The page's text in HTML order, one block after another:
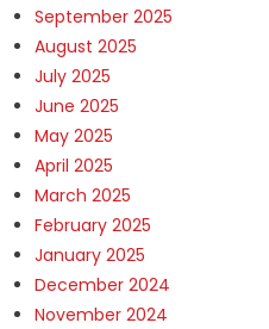
September 2025
August 2025
July 2025
June 2025
May 2025
April 2025
March 2025
February 2025
January 2025
December 2024
November 2024